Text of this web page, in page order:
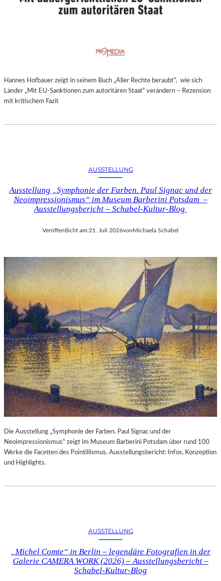
Hannes Hofbauer zeigt in seinem Buch „Aller Rechte beraubt“, wie sich
Länder „Mit EU-Sanktionen zum autoritären Staat“ verändern – Rezension
mit kritischem Fazit
AUSSTELLUNG
Ausstellung „Symphonie der Farben. Paul Signac und der
Neoimpressionismus“ im Museum Barberini Potsdam –
Ausstellungsbericht – Schabel-Kultur-Blog
Veröffentlicht am:21. Juli 2026vonMichaela Schabel
Die Ausstellung „Symphonie der Farben. Paul Signac und der
Neoimpressionismus“ zeigt im Museum Barberini Potsdam über rund 100
Werke die Facetten des Pointillismus. Ausstellungsbericht: Infos, Konzeption
und Highlights.
AUSSTELLUNG
„Michel Comte“ in Berlin – legendäre Fotografien in der
Galerie CAMERA WORK (2026) – Ausstellungsbericht –
Schabel-Kultur-Blog